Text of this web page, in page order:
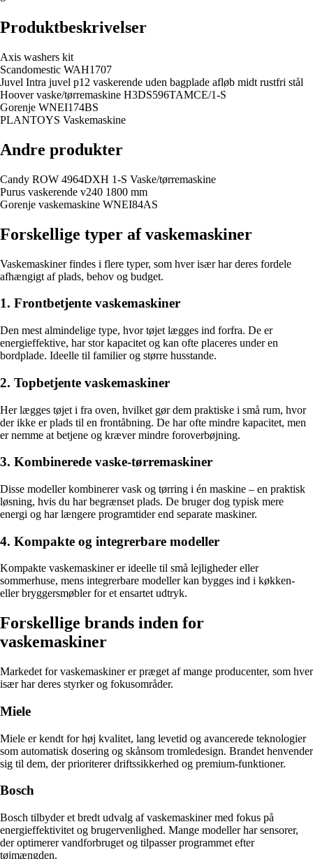
Produktbeskrivelser
Axis washers kit
Scandomestic WAH1707
Juvel Intra juvel p12 vaskerende uden bagplade afløb midt rustfri stål
Hoover vaske/tørremaskine H3DS596TAMCE/1-S
Gorenje WNEI174BS
PLANTOYS Vaskemaskine
Andre produkter
Candy ROW 4964DXH 1-S Vaske/tørremaskine
Purus vaskerende v240 1800 mm
Gorenje vaskemaskine WNEI84AS
Forskellige typer af vaskemaskiner
Vaskemaskiner findes i flere typer, som hver især har deres fordele
afhængigt af plads, behov og budget.
1. Frontbetjente vaskemaskiner
Den mest almindelige type, hvor tøjet lægges ind forfra. De er
energieffektive, har stor kapacitet og kan ofte placeres under en
bordplade. Ideelle til familier og større husstande.
2. Topbetjente vaskemaskiner
Her lægges tøjet i fra oven, hvilket gør dem praktiske i små rum, hvor
der ikke er plads til en frontåbning. De har ofte mindre kapacitet, men
er nemme at betjene og kræver mindre foroverbøjning.
3. Kombinerede vaske-tørremaskiner
Disse modeller kombinerer vask og tørring i én maskine – en praktisk
løsning, hvis du har begrænset plads. De bruger dog typisk mere
energi og har længere programtider end separate maskiner.
4. Kompakte og integrerbare modeller
Kompakte vaskemaskiner er ideelle til små lejligheder eller
sommerhuse, mens integrerbare modeller kan bygges ind i køkken-
eller bryggersmøbler for et ensartet udtryk.
Forskellige brands inden for
vaskemaskiner
Markedet for vaskemaskiner er præget af mange producenter, som hver
især har deres styrker og fokusområder.
Miele
Miele er kendt for høj kvalitet, lang levetid og avancerede teknologier
som automatisk dosering og skånsom tromledesign. Brandet henvender
sig til dem, der prioriterer driftssikkerhed og premium-funktioner.
Bosch
Bosch tilbyder et bredt udvalg af vaskemaskiner med fokus på
energieffektivitet og brugervenlighed. Mange modeller har sensorer,
der optimerer vandforbruget og tilpasser programmet efter
tøjmængden.